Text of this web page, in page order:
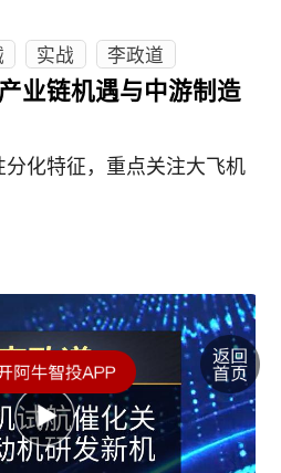
实战
李政道
业链机遇与中游制造
分化特征，重点关注大飞机